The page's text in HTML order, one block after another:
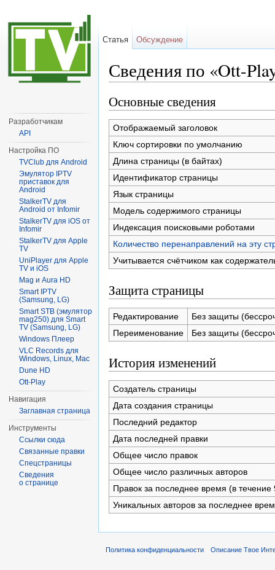
Сведения по «Ott-
Основные сведения
Отображаемый заголовок
Ключ сортировки по умолчанию
Длина страницы (в байтах)
Идентификатор страницы
Язык страницы
Модель содержимого страницы
Индексация поисковыми роботами
Количество перенаправлений на эту
Учитывается счётчиком как
Защита страницы
Редактирование
Без защиты
Переименование
Без защиты
История изменений
Создатель страницы
Дата создания страницы
Последний редактор
Дата последней правки
Общее число правок
Общее число различных авторов
Правок за последнее время (в течение
Уникальных авторов за последнее
Статья Обсуждение
Разработчикам
API
Настройка ПО
TVClub для Android
Эмулятор IPTV
приставок для
Android
StalkerTV для
Android от Infomir
StalkerTV для iOS от
Infomir
StalkerTV для Apple
TV
UniPlayer для Apple
TV и iOS
Mag и Aura HD
Smart IPTV
(Samsung, LG)
Smart STB (эмулятор
mag250) для Smart
TV (Samsung, LG)
Windows Плеер
VLC Records для
Windows, Linux, Mac
Dune HD
Ott-Play
Навигация
Заглавная страница
Инструменты
Ссылки сюда
Связанные правки
Спецстраницы
Сведения
о странице
Политика конфиденциальности Описание Твое